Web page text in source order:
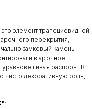
это элемент трапециевидной
перекрытия,
замковый камень
в арочное
распоры. В
чисто декоративную роль,
: